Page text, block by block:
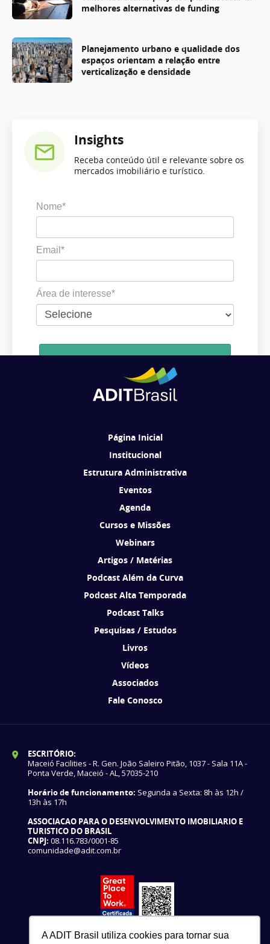
A ADIT Brasil utiliza cookies para tornar sua
melhores alternativas de funding
Planejamento urbano e qualidade dos
espaços orientam a relação entre
verticalização e densidade
Insights
Receba conteúdo útil e relevante sobre os
mercados imobiliário e turístico.
Nome*
Email*
Área de interesse*
Ao se cadastrar, você concorda em receber comunicações da ADIT
Página Inicial
Institucional
Estrutura Administrativa
Eventos
Agenda
Cursos e Missões
Webinars
Artigos / Matérias
Podcast Além da Curva
Podcast Alta Temporada
Podcast Talks
Pesquisas / Estudos
Livros
Vídeos
Associados
Fale Conosco
ESCRITÓRIO:
Maceió Facilities - R. Gen. João Saleiro Pitão, 1037 - Sala 11A -
Ponta Verde, Maceió - AL, 57035-210
Horário de funcionamento: Segunda a Sexta: 8h às 12h /
13h às 17h
ASSOCIACAO PARA O DESENVOLVIMENTO IMOBILIARIO E
TURISTICO DO BRASIL
CNPJ: 08.116.783/0001-85
comunidade@adit.com.br